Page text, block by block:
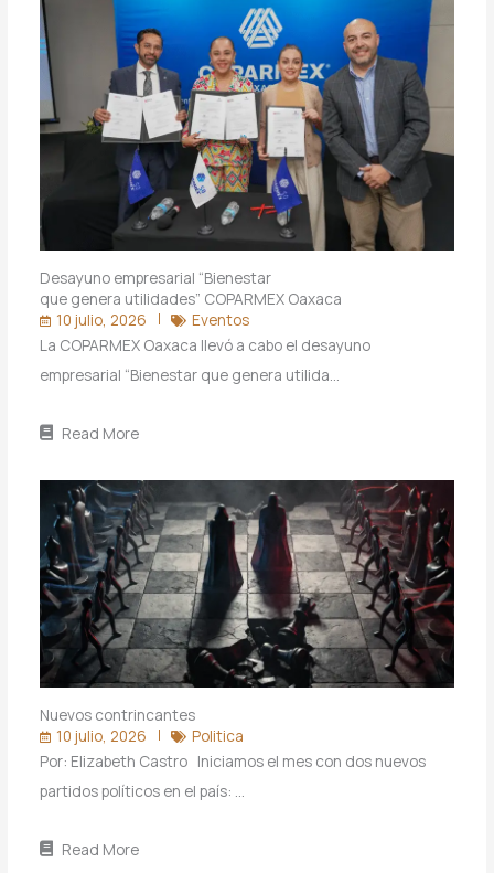
Desayuno empresarial “Bienestar
que genera utilidades” COPARMEX Oaxaca
10 julio, 2026
Eventos
La COPARMEX Oaxaca llevó a cabo el desayuno
empresarial “Bienestar que genera utilida…
Read More
Nuevos contrincantes
10 julio, 2026
Politica
Por: Elizabeth Castro Iniciamos el mes con dos nuevos
partidos políticos en el país: …
Read More